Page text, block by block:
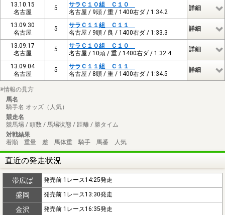
13.10.15
名古屋
5
サラＣ１０組 Ｃ１０
名古屋 / 9頭 / 重 / 1400右ダ / 1:34.2
詳細
13.09.30
名古屋
5
サラＣ１１組 Ｃ１１
名古屋 / 9頭 / 良 / 1400右ダ / 1:33.3
詳細
13.09.17
名古屋
5
サラＣ１０組 Ｃ１０
名古屋 / 10頭 / 重 / 1400右ダ / 1:32.4
詳細
13.09.04
名古屋
5
サラＣ１１組 Ｃ１１
名古屋 / 8頭 / 重 / 1400右ダ / 1:34.5
詳細
※情報の見方
馬名
騎手名 オッズ（人気）
競走名
競馬場 / 頭数 / 馬場状態 / 距離 / 勝タイム
対戦結果
着順 重量 差 馬体重 騎手 馬番 人気
直近の発走状況
帯広ば 発売前 1レース14:25発走
盛岡 発売前 1レース13:30発走
金沢 発売前 1レース16:35発走